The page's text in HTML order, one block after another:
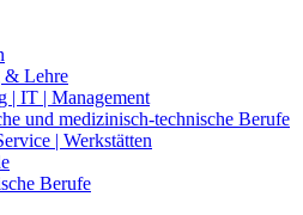
& Lehre
| IT | Management
und medizinisch-technische Berufe
| Werkstätten
Berufe